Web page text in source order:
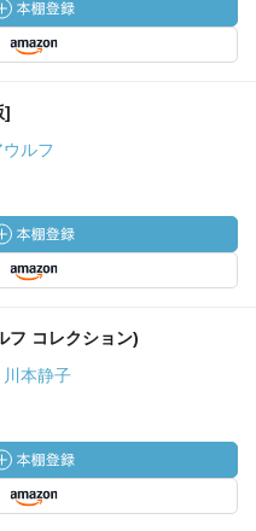
]
ルフ
フ コレクション)
本静子